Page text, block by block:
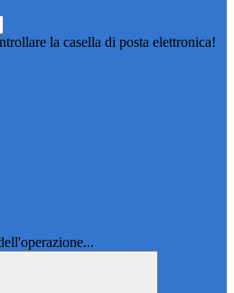
la casella di posta elettronica!